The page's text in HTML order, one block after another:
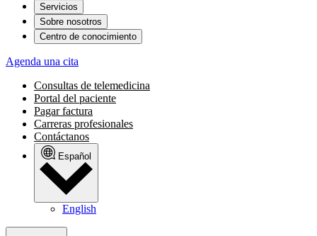
Servicios
Sobre nosotros
Centro de conocimiento
Agenda una cita
Consultas de telemedicina
Portal del paciente
Pagar factura
Carreras profesionales
Contáctanos
Español
English